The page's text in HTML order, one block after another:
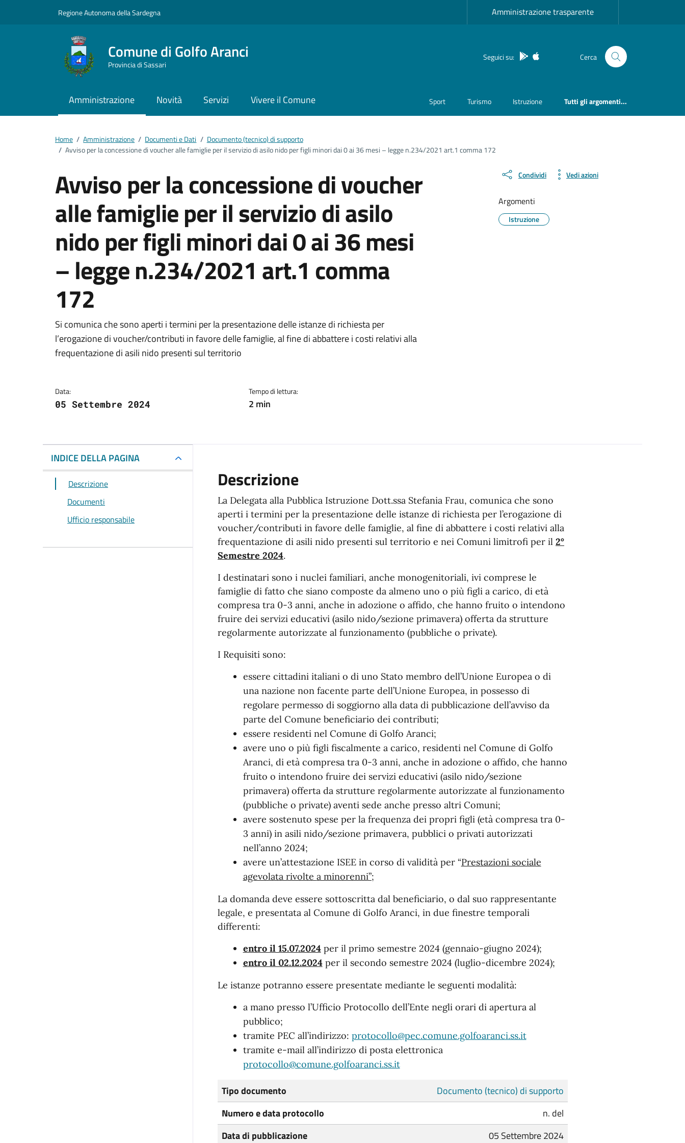
Regione Autonoma della Sardegna Amministrazione trasparente
Comune di Golfo Aranci
Provincia di Sassari
Seguici su: App Android
App IOS Cerca
Amministrazione Novità Servizi Vivere il Comune Sport Turismo Istruzione Tutti gli argomenti...
Home / Amministrazione / Documenti e Dati / Documento (tecnico) di supporto
/ Avviso per la concessione di voucher alle famiglie per il servizio di asilo nido per figli minori dai 0 ai 36 mesi – legge n.234/2021 art.1 comma 172
Avviso per la concessione di voucher
alle famiglie per il servizio di asilo
nido per figli minori dai 0 ai 36 mesi
– legge n.234/2021 art.1 comma
172
Dettagli del documento
Si comunica che sono aperti i termini per la presentazione delle istanze di richiesta per
l’erogazione di voucher/contributi in favore delle famiglie, al fine di abbattere i costi relativi alla
frequentazione di asili nido presenti sul territorio
Data:
05 Settembre 2024
Tempo di lettura:
2 min
Condividi Vedi azioni
Argomenti
Istruzione
INDICE DELLA PAGINA
Descrizione
Documenti
Ufficio responsabile
Descrizione
La Delegata alla Pubblica Istruzione Dott.ssa Stefania Frau, comunica che sono
aperti i termini per la presentazione delle istanze di richiesta per l’erogazione di
voucher/contributi in favore delle famiglie, al fine di abbattere i costi relativi alla
frequentazione di asili nido presenti sul territorio e nei Comuni limitrofi per il 2°
Semestre 2024.
I destinatari sono i nuclei familiari, anche monogenitoriali, ivi comprese le
famiglie di fatto che siano composte da almeno uno o più figli a carico, di età
compresa tra 0-3 anni, anche in adozione o affido, che hanno fruito o intendono
fruire dei servizi educativi (asilo nido/sezione primavera) offerta da strutture
regolarmente autorizzate al funzionamento (pubbliche o private).
I Requisiti sono:
essere cittadini italiani o di uno Stato membro dell’Unione Europea o di
una nazione non facente parte dell’Unione Europea, in possesso di
regolare permesso di soggiorno alla data di pubblicazione dell’avviso da
parte del Comune beneficiario dei contributi;
essere residenti nel Comune di Golfo Aranci;
avere uno o più figli fiscalmente a carico, residenti nel Comune di Golfo
Aranci, di età compresa tra 0-3 anni, anche in adozione o affido, che hanno
fruito o intendono fruire dei servizi educativi (asilo nido/sezione
primavera) offerta da strutture regolarmente autorizzate al funzionamento
(pubbliche o private) aventi sede anche presso altri Comuni;
avere sostenuto spese per la frequenza dei propri figli (età compresa tra 0-
3 anni) in asili nido/sezione primavera, pubblici o privati autorizzati
nell’anno 2024;
avere un’attestazione ISEE in corso di validità per “Prestazioni sociale
agevolata rivolte a minorenni”;
La domanda deve essere sottoscritta dal beneficiario, o dal suo rappresentante
legale, e presentata al Comune di Golfo Aranci, in due finestre temporali
differenti:
entro il 15.07.2024per il primo semestre 2024 (gennaio-giugno 2024);
entro il 02.12.2024per il secondo semestre 2024 (luglio-dicembre 2024);
Le istanze potranno essere presentate mediante le seguenti modalità:
a mano presso l’Ufficio Protocollo dell’Ente negli orari di apertura al
pubblico;
tramite PEC all’indirizzo: protocollo@pec.comune.golfoaranci.ss.it
tramite e-mail all’indirizzo di posta elettronica
protocollo@comune.golfoaranci.ss.it
Tipo documento
Documento (tecnico) di supporto
Numero e data protocollo
n. del
Data di pubblicazione
05 Settembre 2024